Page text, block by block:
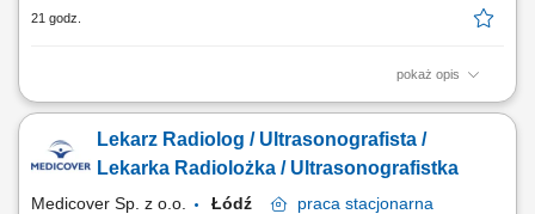
21 godz.
pokaż opis
Będziesz odpowiedzialny/-a za: wykonywanie i opis badań USG ​​
ekipy medycznej i stań się #bohaterem opieki zdrowotnej! Szukamy
Ciebie, jeśli​: ukończyłeś/-aś specjalizację lub jesteś w jej trakcie
Lekarz Radiolog / Ultrasonografista /
Lekarka Radiolożka / Ultrasonografistka
Medicover Sp. z o.o. Łódź praca stacjonarna